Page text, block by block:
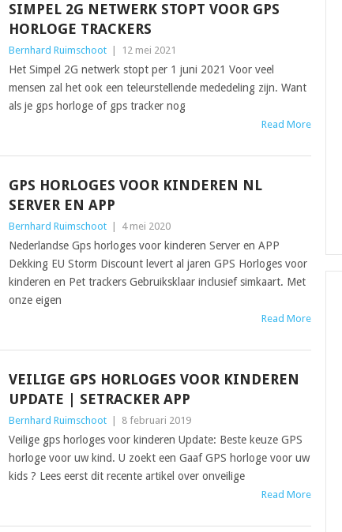
SIMPEL 2G NETWERK STOPT VOOR GPS
HORLOGE TRACKERS
Bernhard Ruimschoot 12 mei 2021
Het Simpel 2G netwerk stopt per 1 juni 2021 Voor veel
mensen zal het ook een teleurstellende mededeling zijn. Want
als je gps horloge of gps tracker nog
Read More
GPS HORLOGES VOOR KINDEREN NL
SERVER EN APP
Bernhard Ruimschoot 4 mei 2020
Nederlandse Gps horloges voor kinderen Server en APP
Dekking EU Storm Discount levert al jaren GPS Horloges voor
kinderen en Pet trackers Gebruiksklaar inclusief simkaart. Met
onze eigen
Read More
VEILIGE GPS HORLOGES VOOR KINDEREN
UPDATE | SETRACKER APP
Bernhard Ruimschoot 8 februari 2019
Veilige gps horloges voor kinderen Update: Beste keuze GPS
horloge voor uw kind. U zoekt een Gaaf GPS horloge voor uw
kids ? Lees eerst dit recente artikel over onveilige
Read More